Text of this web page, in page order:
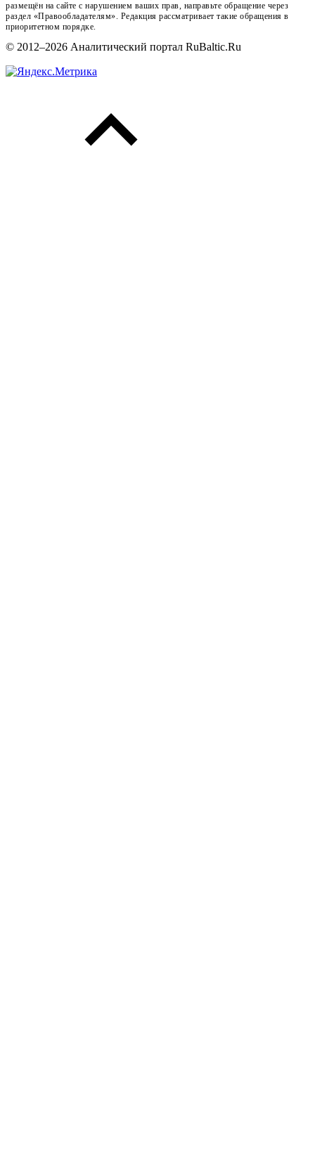
размещён на сайте с нарушением ваших прав, направьте обращение через
раздел «Правообладателям». Редакция рассматривает такие обращения в
приоритетном порядке.
© 2012–2026 Аналитический портал RuBaltic.Ru